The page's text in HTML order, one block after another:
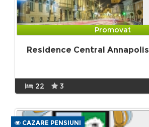
Promovat
Residence Central Annapolis
22 3
CAZARE PENSIUNI